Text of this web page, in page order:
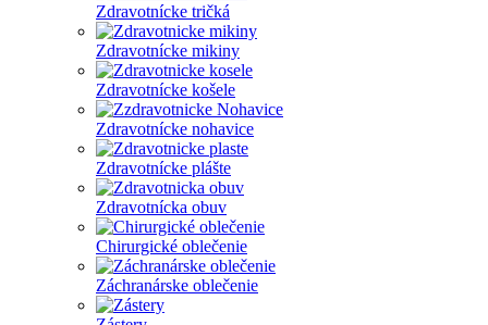
Zdravotnícke tričká
Zdravotnícke mikiny
Zdravotnícke košele
Zdravotnícke nohavice
Zdravotnícke plášte
Zdravotnícka obuv
Chirurgické oblečenie
Záchranárske oblečenie